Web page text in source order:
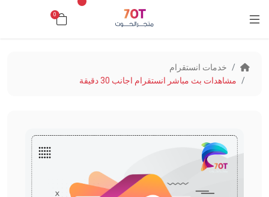
0 د.ك0.000
خدمات انستقرام
مشاهدات بث مباشر انستقرام اجانب 30 دقيقة